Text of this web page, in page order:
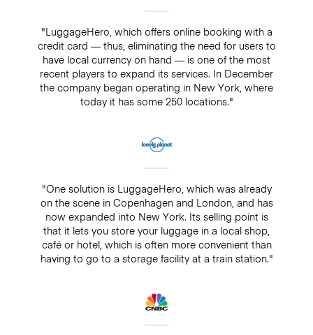
"LuggageHero, which offers online booking with a
credit card — thus, eliminating the need for users to
have local currency on hand — is one of the most
recent players to expand its services. In December
the company began operating in New York, where
today it has some 250 locations."
"One solution is LuggageHero, which was already
on the scene in Copenhagen and London, and has
now expanded into New York. Its selling point is
that it lets you store your luggage in a local shop,
café or hotel, which is often more convenient than
having to go to a storage facility at a train station."